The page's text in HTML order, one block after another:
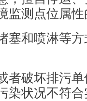
监测点位属
塞和喷淋等
者破坏排污
染状况不符